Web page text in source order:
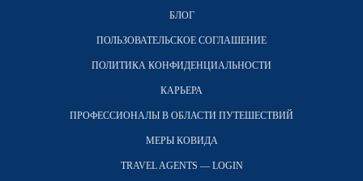
БЛОГ
ПОЛЬЗОВАТЕЛЬСКОЕ СОГЛАШЕНИЕ
ПОЛИТИКА КОНФИДЕНЦИАЛЬНОСТИ
КАРЬЕРА
ПРОФЕССИОНАЛЫ В ОБЛАСТИ ПУТЕШЕСТВИЙ
МЕРЫ КОВИДА
TRAVEL AGENTS — LOGIN